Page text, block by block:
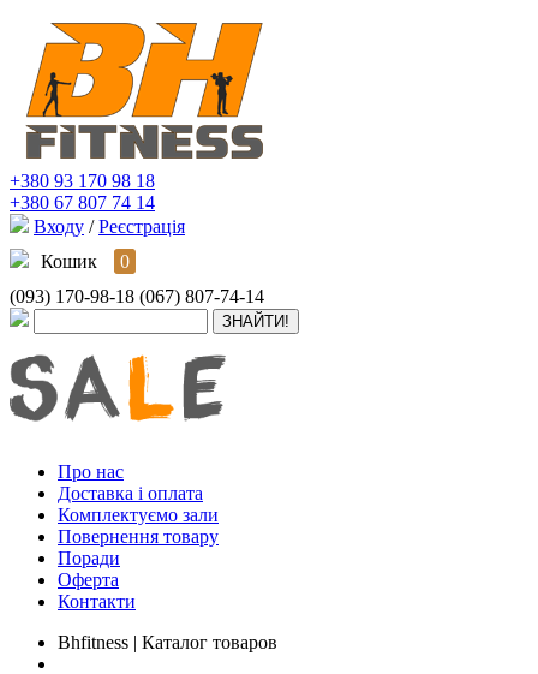
+380 93 170 98 18
+380 67 807 74 14
Входу / Реєстрація
Кошик
0
(093) 170-98-18 (067) 807-74-14
Про нас
Доставка і оплата
Комплектуємо зали
Повернення товару
Поради
Оферта
Контакти
Bhfitness | Каталог товаров